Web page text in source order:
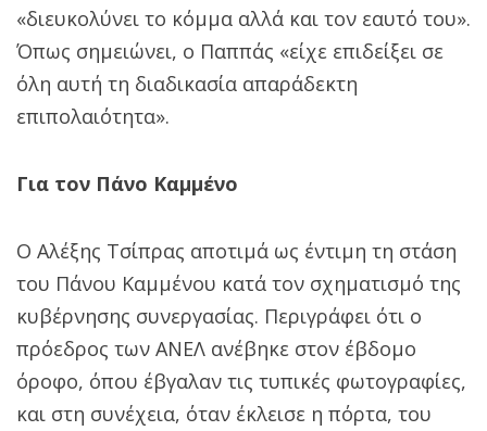
«διευκολύνει το κόμμα αλλά και τον εαυτό του».
Όπως σημειώνει, ο Παππάς «είχε επιδείξει σε
όλη αυτή τη διαδικασία απαράδεκτη
επιπολαιότητα».
Για τον Πάνο Καμμένο
Ο Αλέξης Τσίπρας αποτιμά ως έντιμη τη στάση
του Πάνου Καμμένου κατά τον σχηματισμό της
κυβέρνησης συνεργασίας. Περιγράφει ότι ο
πρόεδρος των ΑΝΕΛ ανέβηκε στον έβδομο
όροφο, όπου έβγαλαν τις τυπικές φωτογραφίες,
και στη συνέχεια, όταν έκλεισε η πόρτα, του